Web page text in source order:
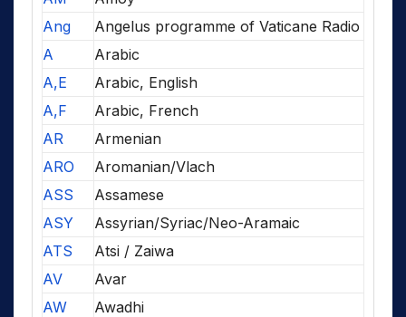
Ang
Angelus programme of Vaticane Radio
A
Arabic
A,E
Arabic, English
A,F
Arabic, French
AR
Armenian
ARO
Aromanian/Vlach
ASS
Assamese
ASY
Assyrian/Syriac/Neo-Aramaic
ATS
Atsi / Zaiwa
AV
Avar
AW
Awadhi